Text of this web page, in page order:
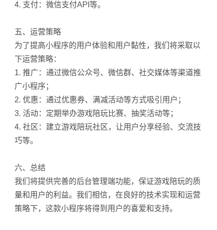
4. 支付：微信支付API等。
五、运营策略
为了提高小程序的用户体验和用户黏性，我们将采取以
下运营策略：
1. 推广：通过微信公众号、微信群、社交媒体等渠道推
广小程序；
2. 优惠：通过优惠券、满减活动等方式吸引用户；
3. 活动：定期举办游戏陪玩比赛、抽奖活动等；
4. 社区：建立游戏陪玩社区，让用户分享经验、交流技
巧等。
六、总结
我们将提供完善的后台管理端功能，保证游戏陪玩的质
量和用户的利益。我们相信，在良好的技术实现和运营
策略下，这款小程序将得到用户的喜爱和支持。